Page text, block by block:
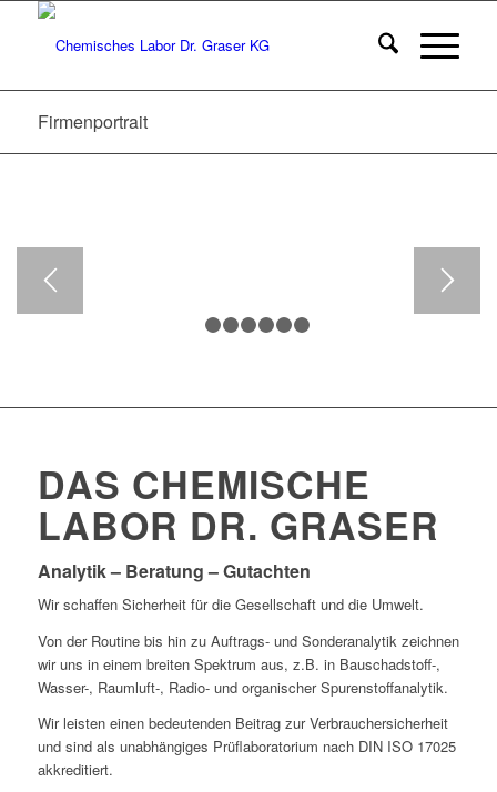
Firmenportrait
Goldsputteranlage, Kaltveraschung und
eigener Probenvorbereitung über eine
entspricht.
...MEHR
1
DAS CHEMISCHE
LABOR DR. GRASER
Analytik – Beratung – Gutachten
Wir schaffen Sicherheit für die Gesellschaft und die Umwelt.
Von der Routine bis hin zu Auftrags- und Sonderanalytik zeichnen
wir uns in einem breiten Spektrum aus, z.B. in Bauschadstoff-,
Wasser-, Raumluft-, Radio- und organischer Spurenstoffanalytik.
Wir leisten einen bedeutenden Beitrag zur Verbrauchersicherheit
und sind als unabhängiges Prüflaboratorium nach DIN ISO 17025
akkreditiert.